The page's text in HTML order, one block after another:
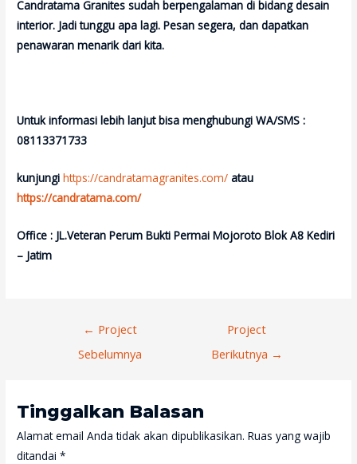
Candratama Granites sudah berpengalaman di bidang desain
interior. Jadi tunggu apa lagi. Pesan segera, dan dapatkan
penawaran menarik dari kita.
Untuk informasi lebih lanjut bisa menghubungiWA/SMS :
08113371733
kunjungihttps://candratamagranites.com/ atau
https://candratama.com/
Office : JL.Veteran Perum Bukti Permai Mojoroto Blok A8 Kediri
– Jatim
Navigasi
Pos
← Project
Sebelumnya
Project
Berikutnya →
Tinggalkan Balasan
Alamat email Anda tidak akan dipublikasikan. Ruas yang wajib
ditandai*